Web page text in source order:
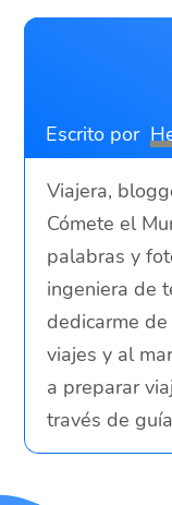
Escrito por
Viajera,
Cómete el
palabras y
ingeniera de
dedicarme
viajes y al
a preparar
través de